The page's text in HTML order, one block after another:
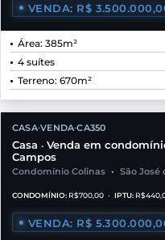
VENDA: R$
Área: 385m²
4 suítes
Terreno: 670m²
CASA•VENDA•CA350
Casa • Venda em
Campos
Condomínio Colinas • São José
CONDOMÍNIO: R$700,00 • IPTU:
VENDA: R$